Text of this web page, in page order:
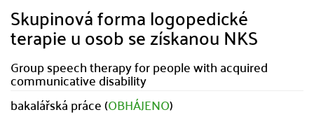
Skupinová forma logopedické
terapie u osob se získanou NKS
Group speech therapy for people with acquired
communicative disability
bakalářská práce (OBHÁJENO)